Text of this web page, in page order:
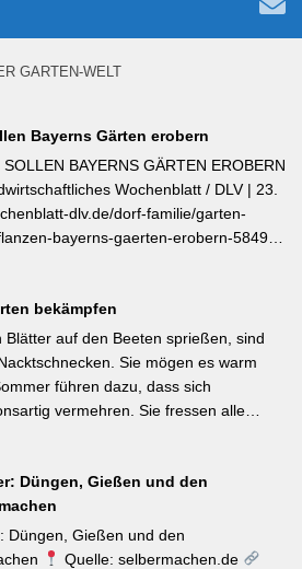
GARTEN-WELT
Bayerns Gärten erobern
BAYERNS GÄRTEN EROBERN
Wochenblatt / DLV | 23.
dlv.de/dorf-familie/garten-
bayerns-gaerten-erobern-584991
Ausputzen von Frühsommer bis
hervorragend für Balkonkästen und
Genusspflanze des Jahres 2026
die durch ihr intensiv
überzeugt und ab Juni durchgehend
Wer auf regional empfohlene
mit diesen beiden Sorten für Balkon
bekämpfen
auf den Beeten sprießen, sind
Sie mögen es warm
führen dazu, dass sich
vermehren. Sie fressen alle
Garten
Düngen, Gießen und den
Düngen, Gießen und den
Quelle: selbermachen.de